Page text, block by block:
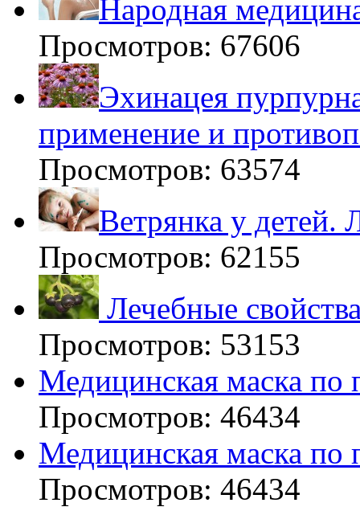
Народная
Просмотров: 67606
Эхинацея
применение и
Просмотров: 63574
Ветрянка у детей.
Просмотров: 62155
Лечебные
Просмотров: 53153
Медицинская маска по
Просмотров: 46434
Медицинская маска по
Просмотров: 46434